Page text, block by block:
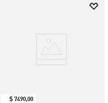
$ 7490,00